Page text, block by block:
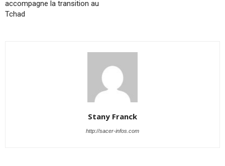
accompagne la transition au
Tchad
Stany Franck
http://sacer-infos.com